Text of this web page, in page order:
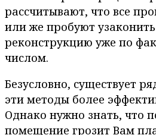
рассчитывают, что все
или же пробуют
реконструкцию уже по
числом.
Безусловно, существует
эти методы более
Однако нужно знать, что
помещение грозит Вам